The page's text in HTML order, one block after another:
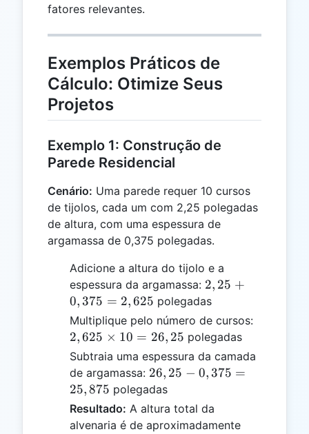
fatores relevantes.
Exemplos Práticos de
Cálculo: Otimize Seus
Projetos
Exemplo 1: Construção de
Parede Residencial
Cenário: Uma parede requer 10 cursos
de tijolos, cada um com 2,25 polegadas
de altura, com uma espessura de
argamassa de 0,375 polegadas.
Adicione a altura do tijolo e a
espessura da argamassa: 2,25
+
0,375
=
2,625
2, 25 +
0,375 = 2,625 polegadas
Multiplique pelo número de cursos:
10 =
2,625 × 10 = 26, 25 polegadas
Subtraia uma espessura da camada
de argamassa: 26,25
-
0,375
=
26, 25 − 0,375 =
25,875 polegadas
Resultado: A altura total da
alvenaria é de aproximadamente